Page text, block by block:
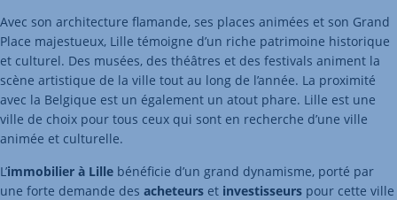
Avec son architecture flamande, ses places animées et son Grand
Place majestueux, Lille témoigne d’un riche patrimoine historique
et culturel. Des musées, des théâtres et des festivals animent la
scène artistique de la ville tout au long de l’année. La proximité
avec la Belgique est un également un atout phare. Lille est une
ville de choix pour tous ceux qui sont en recherche d’une ville
animée et culturelle.
L’immobilier à Lille bénéficie d’un grand dynamisme, porté par
une forte demande des acheteurs et investisseurs pour cette ville